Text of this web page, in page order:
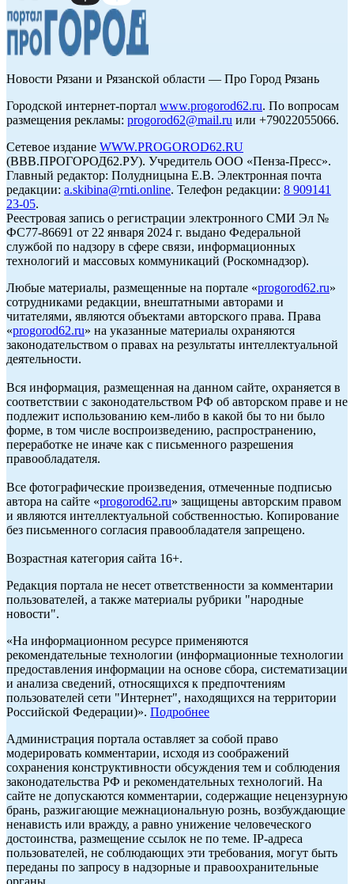
Новости Рязани и Рязанской области — Про Город Рязань
Городской интернет-портал www.progorod62.ru. По вопросам
размещения рекламы: progorod62@mail.ru или +79022055066.
Сетевое издание WWW.PROGOROD62.RU
(ВВВ.ПРОГОРОД62.РУ). Учредитель ООО «Пенза-Пресс».
Главный редактор: Полудницына Е.В. Электронная почта
редакции: a.skibina@rnti.online. Телефон редакции: 8 909141
23-05.
Реестровая запись о регистрации электронного СМИ Эл №
ФС77-86691 от 22 января 2024 г. выдано Федеральной
службой по надзору в сфере связи, информационных
технологий и массовых коммуникаций (Роскомнадзор).
Любые материалы, размещенные на портале «progorod62.ru»
сотрудниками редакции, внештатными авторами и
читателями, являются объектами авторского права. Права
«progorod62.ru» на указанные материалы охраняются
законодательством о правах на результаты интеллектуальной
деятельности.
Вся информация, размещенная на данном сайте, охраняется в
соответствии с законодательством РФ об авторском праве и не
подлежит использованию кем-либо в какой бы то ни было
форме, в том числе воспроизведению, распространению,
переработке не иначе как с письменного разрешения
правообладателя.
Все фотографические произведения, отмеченные подписью
автора на сайте «progorod62.ru» защищены авторским правом
и являются интеллектуальной собственностью. Копирование
без письменного согласия правообладателя запрещено.
Возрастная категория сайта 16+.
Редакция портала не несет ответственности за комментарии
пользователей, а также материалы рубрики "народные
новости".
«На информационном ресурсе применяются
рекомендательные технологии (информационные технологии
предоставления информации на основе сбора, систематизации
и анализа сведений, относящихся к предпочтениям
пользователей сети "Интернет", находящихся на территории
Российской Федерации)». Подробнее
Администрация портала оставляет за собой право
модерировать комментарии, исходя из соображений
сохранения конструктивности обсуждения тем и соблюдения
законодательства РФ и рекомендательных технологий. На
сайте не допускаются комментарии, содержащие нецензурную
брань, разжигающие межнациональную рознь, возбуждающие
ненависть или вражду, а равно унижение человеческого
достоинства, размещение ссылок не по теме. IP-адреса
пользователей, не соблюдающих эти требования, могут быть
переданы по запросу в надзорные и правоохранительные